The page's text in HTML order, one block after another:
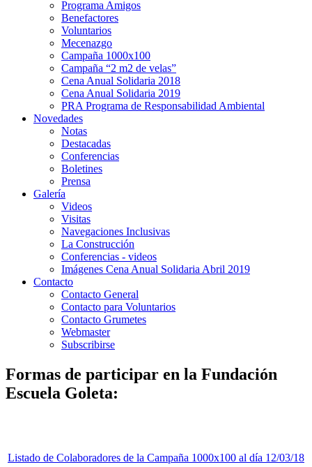
Programa Amigos
Benefactores
Voluntarios
Mecenazgo
Campaña 1000x100
Campaña “2 m2 de velas”
Cena Anual Solidaria 2018
Cena Anual Solidaria 2019
PRA Programa de Responsabilidad Ambiental
Novedades
Notas
Destacadas
Conferencias
Boletines
Prensa
Galería
Videos
Visitas
Navegaciones Inclusivas
La Construcción
Conferencias - videos
Imágenes Cena Anual Solidaria Abril 2019
Contacto
Contacto General
Contacto para Voluntarios
Contacto Grumetes
Webmaster
Subscribirse
Formas de participar en la Fundación
Escuela Goleta:
Listado de Colaboradores de la Campaña 1000x100 al día 12/03/18